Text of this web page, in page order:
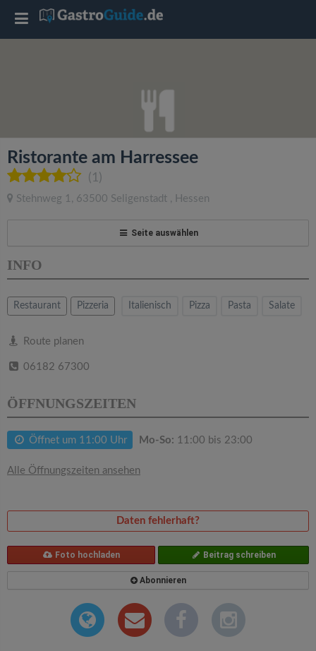
Ristorante am Harressee
(1)
Stehnweg 1 , 63500 Seligenstadt , Hessen
Seite auswählen
INFO
Restaurant Pizzeria Italienisch Pizza Pasta Salate
Route planen
06182 67300
ÖFFNUNGSZEITEN
Öffnet um 11:00 Uhr Mo-So: 11:00 bis 23:00
Alle Öffnungszeiten ansehen
Daten fehlerhaft?
Foto hochladen Beitrag schreiben
Abonnieren
T
l
e
a
v
a
t